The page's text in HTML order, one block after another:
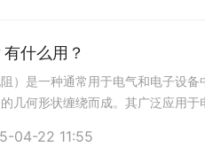
什么用？
）是一种通常用于电气和电子设备
几何形状缠绕而成。其广泛应用
主要作用及其在各种应用中的重要
04-22 11:55